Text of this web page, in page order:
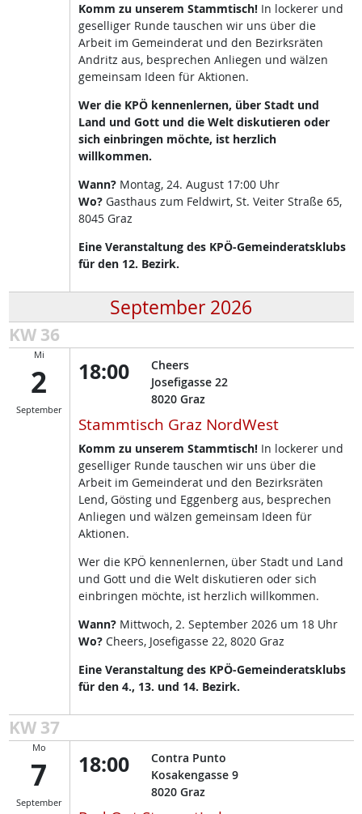
Komm zu unserem Stammtisch!In lockerer und
geselliger Runde tauschen wir uns über die
Arbeit im Gemeinderat und den Bezirksräten
Andritz aus, besprechen Anliegen und wälzen
gemeinsam Ideen für Aktionen.
Wer die KPÖ kennenlernen, über Stadt und
Land und Gott und die Welt diskutieren oder
sich einbringen möchte, ist herzlich
willkommen.
Wann?Montag, 24. August 17:00 Uhr
Wo?Gasthaus zum Feldwirt, St. Veiter Straße 65,
8045 Graz
Eine Veranstaltung des KPÖ-Gemeinderatsklubs
für den 12. Bezirk.
September 2026
KW 36
Mi
2
September
18:00
Cheers
Josefigasse 22
8020 Graz
Stammtisch Graz NordWest
Komm zu unserem Stammtisch!In lockerer und
geselliger Runde tauschen wir uns über die
Arbeit im Gemeinderat und den Bezirksräten
Lend, Gösting und Eggenberg aus, besprechen
Anliegen und wälzen gemeinsam Ideen für
Aktionen.
Wer die KPÖ kennenlernen, über Stadt und Land
und Gott und die Welt diskutieren oder sich
einbringen möchte, ist herzlich willkommen.
Wann?Mittwoch, 2. September 2026 um 18 Uhr
Wo?Cheers, Josefigasse 22, 8020 Graz
Eine Veranstaltung des KPÖ-Gemeinderatsklubs
für den 4., 13. und 14. Bezirk.
KW 37
Mo
7
September
18:00
Contra Punto
Kosakengasse 9
8020 Graz